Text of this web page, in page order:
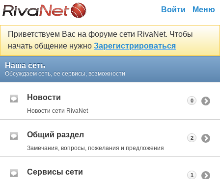
Войти Меню
Приветствуем Вас на форуме сети RivaNet. Чтобы
начать общение нужно Зарегистрироваться
Наша сеть
Обсуждаем сеть, ее сервисы, возможности
Новости
Новости сети RivaNet
0
Общий раздел
Замечания, вопросы, пожелания и предложения
2
Сервисы сети 1